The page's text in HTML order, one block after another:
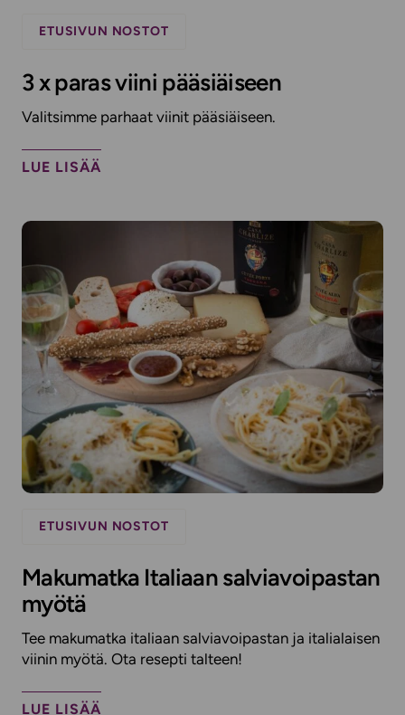
ETUSIVUN NOSTOT
3 x paras viini pääsiäiseen
Valitsimme parhaat viinit pääsiäiseen.
LUE LISÄÄ
ETUSIVUN NOSTOT
Makumatka Italiaan salviavoipastan
myötä
Tee makumatka italiaan salviavoipastan ja italialaisen
viinin myötä. Ota resepti talteen!
LUE LISÄÄ